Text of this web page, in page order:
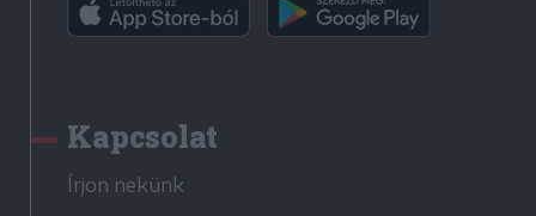
Kapcsolat
Írjon nekünk